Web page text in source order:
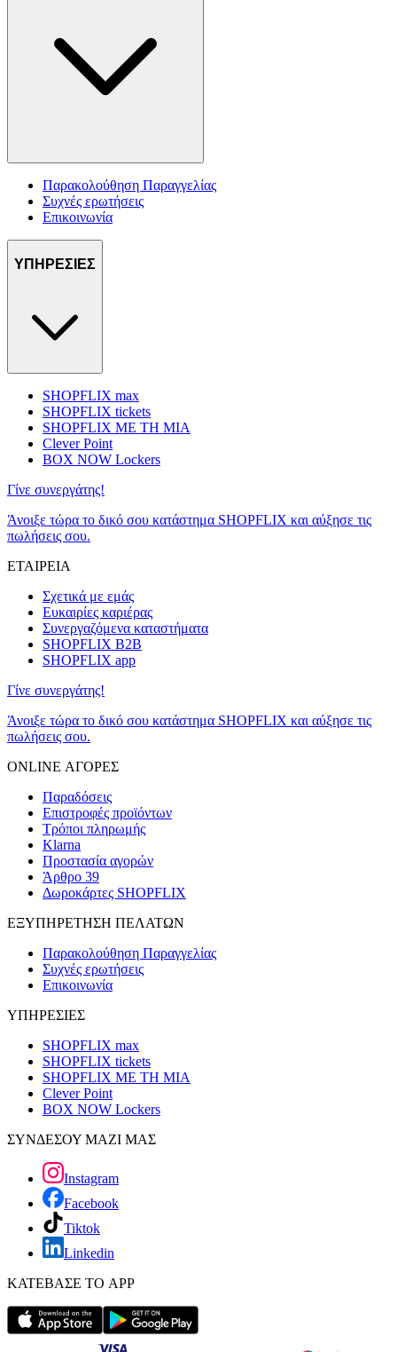
Παρακολούθηση Παραγγελίας
Συχνές ερωτήσεις
Επικοινωνία
ΥΠΗΡΕΣΙΕΣ
SHOPFLIX max
SHOPFLIX tickets
SHOPFLIX ΜΕ ΤΗ ΜΙΑ
Clever Point
BOX NOW Lockers
Γίνε συνεργάτης!
Άνοιξε τώρα το δικό σου κατάστημα SHOPFLIX και αύξησε τις
πωλήσεις σου.
ΕΤΑΙΡΕΙΑ
Σχετικά με εμάς
Ευκαιρίες καριέρας
Συνεργαζόμενα καταστήματα
SHOPFLIX B2B
SHOPFLIX app
Γίνε συνεργάτης!
Άνοιξε τώρα το δικό σου κατάστημα SHOPFLIX και αύξησε τις
πωλήσεις σου.
ONLINE ΑΓΟΡΕΣ
Παραδόσεις
Επιστροφές προϊόντων
Τρόποι πληρωμής
Klarna
Προστασία αγορών
Άρθρο 39
Δωροκάρτες SHOPFLIX
ΕΞΥΠΗΡΕΤΗΣΗ ΠΕΛΑΤΩΝ
Παρακολούθηση Παραγγελίας
Συχνές ερωτήσεις
Επικοινωνία
ΥΠΗΡΕΣΙΕΣ
SHOPFLIX max
SHOPFLIX tickets
SHOPFLIX ΜΕ ΤΗ ΜΙΑ
Clever Point
BOX NOW Lockers
ΣΥΝΔΕΣΟΥ ΜΑΖΙ ΜΑΣ
Instagram
Facebook
Tiktok
Linkedin
ΚΑΤΕΒΑΣΕ ΤΟ APP